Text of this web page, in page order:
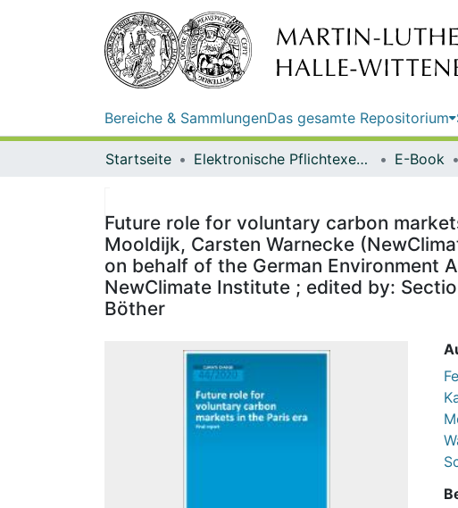
Bereiche & SammlungenDas gesamte Repositorium
Startseite Elektronische Pflichtexemplare E-Book
Future role for voluntary carbon
Mooldijk, Carsten Warnecke
on behalf of the German Environment
NewClimate Institute ; edited by:
Böther